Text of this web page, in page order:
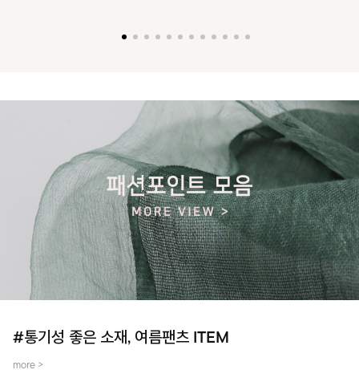
#통기성 좋은 소재, 여름팬츠 ITEM
more >